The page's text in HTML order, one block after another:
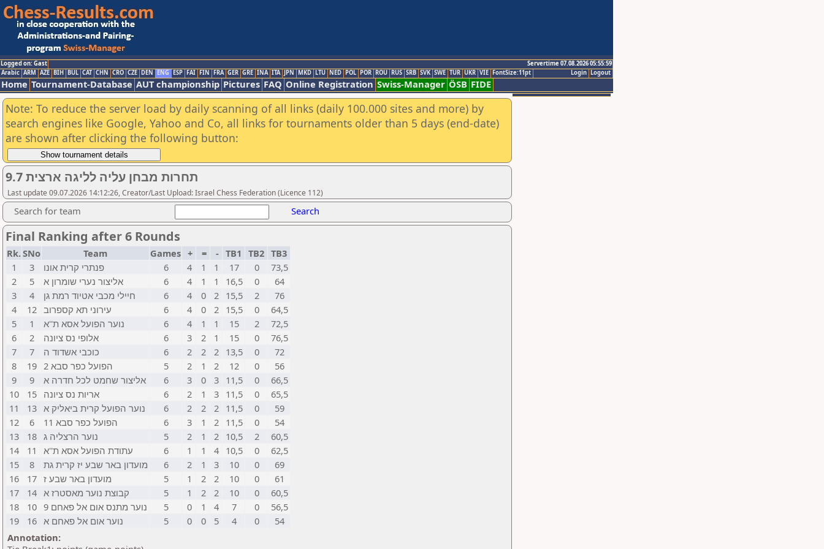
Logged on: Gast
Servertime 07.08.2026 05:55:59
Logout
Login
Arabic ARM AZE BIH BUL CAT CHN CRO CZE DEN ENG ESP FAI FIN FRA GER GRE INA ITA JPN MKD LTU NED POL POR ROU RUS SRB SVK SWE TUR UKR VIE FontSize:11pt
Home Tournament-Database AUT championship Pictures FAQ Online Registration Swiss-Manager ÖSB FIDE
Note: To reduce the server load by daily scanning of all links (daily 100.000 sites and more) by
search engines like Google, Yahoo and Co, all links for tournaments older than 5 days (end-date)
are shown after clicking the following button:
תחרות מבחן עליה לליגה ארצית 9.7
Last update 09.07.2026 14:12:26, Creator/Last Upload: Israel Chess Federation (Licence 112)
Search for team Search
Final Ranking after 6 Rounds
Rk.SNo Team Games + = - TB1 TB2 TB3
1
3 פנתרי קרית אונו 6 4 1 1 17 0
73,5
2
5 אליצור נערי שומרון א 6 4 1 1 16,5 0
64
3
4 חיילי מכבי אטיוד רמת גן 6 4 0 2 15,5 2
76
4
12 עירוני תא קספרוב 6 4 0 2 15,5 0
64,5
5
1 נוער הפועל אסא ת''א 6 4 1 1 15 2
72,5
6
2 אלופי נס ציונה 6 3 2 1 15 0
76,5
7
7 כוכבי אשדוד ה 6 2 2 2 13,5 0
72
8
19 הפועל כפר סבא 2 5 2 1 2 12 0
56
9
9 אליצור שחמט לכל חדרה א 6 3 0 3 11,5 0
66,5
10
15 אריות נס ציונה 6 2 1 3 11,5 0
65,5
11
13 נוער הפועל קרית ביאליק א 6 2 2 2 11,5 0
59
12
6 הפועל כפר סבא 11 6 3 1 2 11,5 0
54
13
18 נוער הרצליה ג 5 2 1 2 10,5 2
60,5
14
11 עתודת הפועל אסא ת''א 6 1 1 4 10,5 0
62,5
15
8 מועדון באר שבע יז קרית גת 6 2 1 3 10 0
69
16
17 מועדון באר שבע ז 5 1 2 2 10 0
61
17
14 קבוצת נוער מאסטרז א 5 1 2 2 10 0
60,5
18
10 נוער מתנס אום אל פאחם 9 5 0 1 4 7 0
56,5
19
16 נוער אום אל פאחם א 5 0 0 5 4 0
54
Annotation: